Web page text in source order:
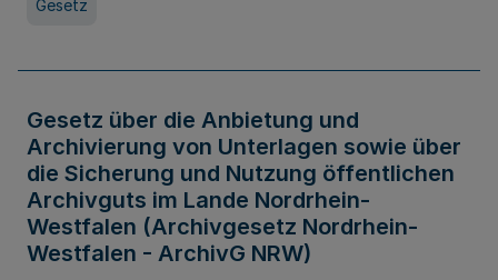
Gesetz
Gesetz über die Anbietung und
Archivierung von Unterlagen sowie über
die Sicherung und Nutzung öffentlichen
Archivguts im Lande Nordrhein-
Westfalen (Archivgesetz Nordrhein-
Westfalen - ArchivG NRW)